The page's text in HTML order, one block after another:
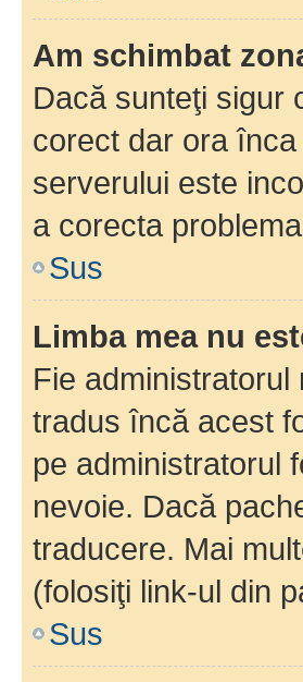
Am schimbat
Dacă sunteţi sigur
corect dar ora
serverului este
a corecta
Sus
Limba mea nu
Fie
tradus încă acest
pe administratorul
nevoie. Dacă
traducere. Mai
(folosiţi link-ul din
Sus